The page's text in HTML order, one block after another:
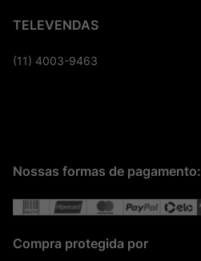
TELEVENDAS
(11) 4003-9463
Nossas formas de pagamento:
Compra protegida por